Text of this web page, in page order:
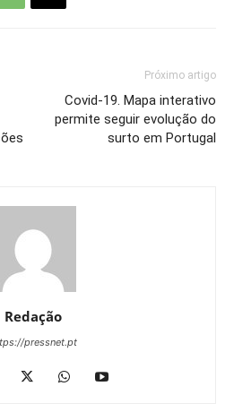
Próximo artigo
Covid-19. Mapa interativo
permite seguir evolução do
surto em Portugal
Redação
pressnet.pt